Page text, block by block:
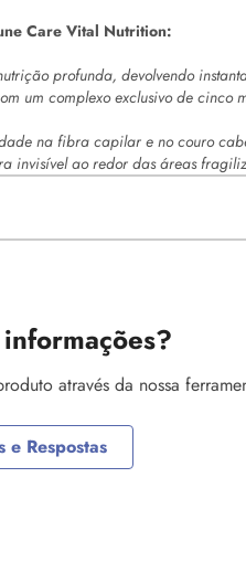
Care Vital Nutrition:
profunda, devolvendo
um complexo exclusivo de cinco
na fibra capilar e no couro
invisível ao redor das áreas
através da nossa
e Respostas